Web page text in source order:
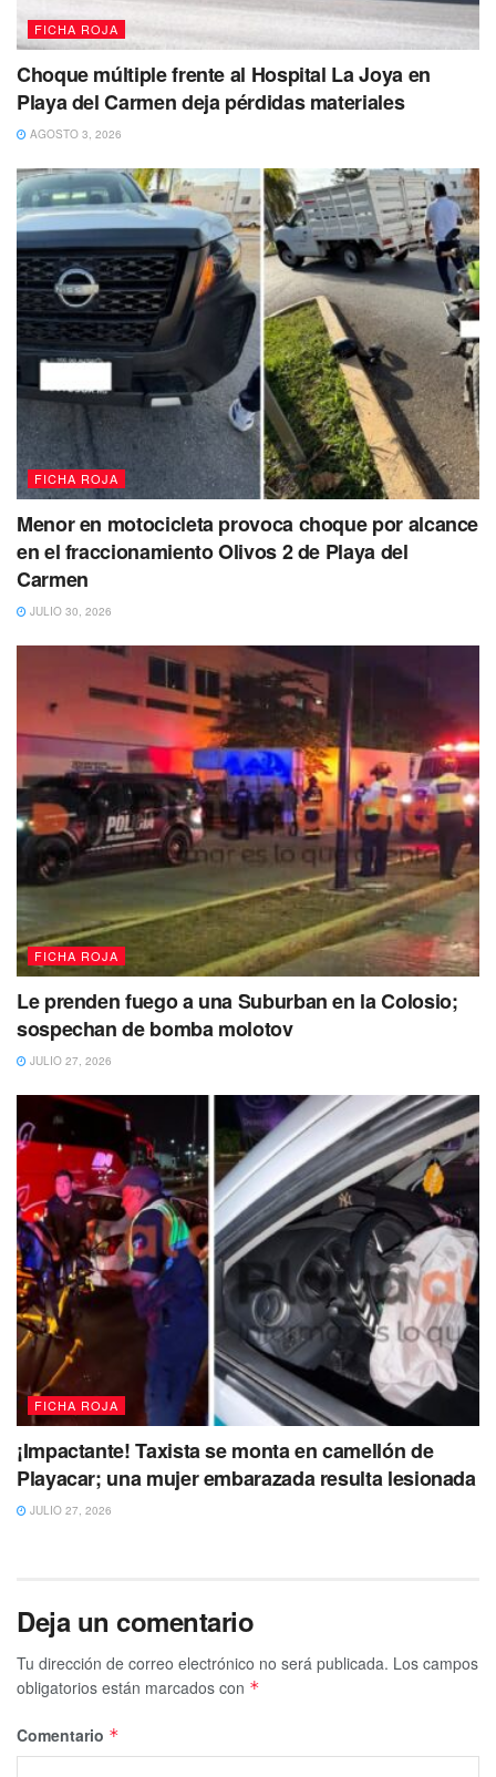
FICHA ROJA
Choque múltiple frente al Hospital La Joya en
Playa del Carmen deja pérdidas materiales
AGOSTO 3, 2026
FICHA ROJA
Menor en motocicleta provoca choque por alcance
en el fraccionamiento Olivos 2 de Playa del
Carmen
JULIO 30, 2026
FICHA ROJA
Le prenden fuego a una Suburban en la Colosio;
sospechan de bomba molotov
JULIO 27, 2026
FICHA ROJA
¡Impactante! Taxista se monta en camellón de
Playacar; una mujer embarazada resulta lesionada
JULIO 27, 2026
Deja un comentario
Tu dirección de correo electrónico no será publicada. Los campos
obligatorios están marcados con *
Comentario *